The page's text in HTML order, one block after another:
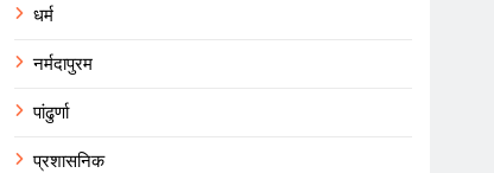
धर्म
नर्मदापुरम
पांढुर्णा
प्रशासनिक